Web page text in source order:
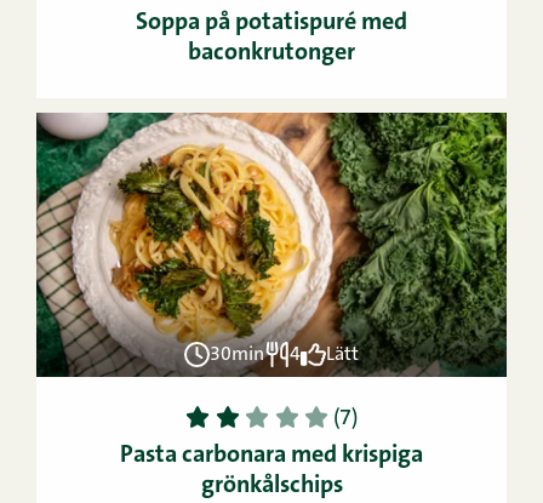
Soppa på potatispuré med
baconkrutonger
30min 4 Lätt
1 2 3 4 5 (7)
Pasta carbonara med krispiga
grönkålschips